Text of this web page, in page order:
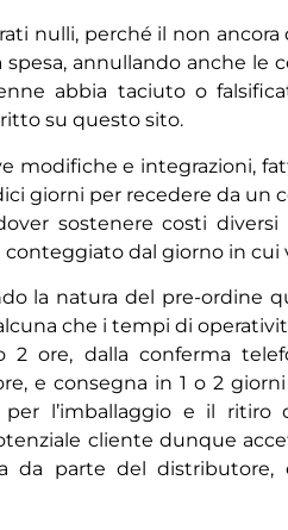
nulli, perché il non
annullando anche le
abbia taciuto o
su questo sito.
modifiche e integrazioni,
giorni per recedere da un
sostenere costi
dal giorno in
la natura del pre-ordine
che i tempi di
2 ore, dalla conferma
e consegna in 1 o 2
l’imballaggio e il ritiro
cliente dunque
da parte del